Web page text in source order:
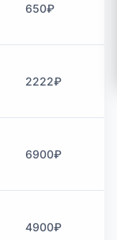
650₽
2222₽
6900₽
4900₽